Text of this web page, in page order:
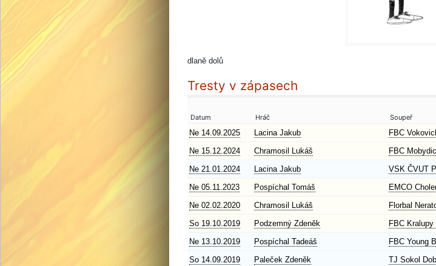
dlaně dolů
Tresty v zápasech
Datum Hráč Soupeř
Ne 14.09.2025 Lacina Jakub
FBC
Ne 15.12.2024
Chramosil Lukáš
FBC
Ne 21.01.2024
Lacina Jakub
VSK ČVUT
Ne 05.11.2023
Pospíchal Tomáš
EMCO
Ne 02.02.2020
Chramosil Lukáš
Florbal
So 19.10.2019
Podzemný Zdeněk
FBC Kralupy
Ne 13.10.2019
Pospíchal Tadeáš
FBC Young
So 14.09.2019
Paleček Zdeněk
TJ Sokol